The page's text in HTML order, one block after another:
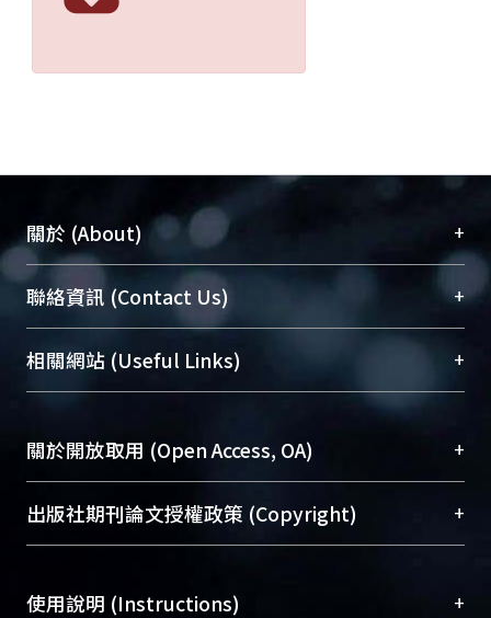
關於 (About) +
臺大位居世界頂尖大學之列，為永久珍藏及向國際
展現本校豐碩的研究成果及學術能量，圖書館整合
機構典藏（NTUR）與學術庫（AH）不同功能平
台，成為臺大學術典藏NTU scholars。期能整合研
究能量、促進交流合作、保存學術產出、推廣研究
成果。
To permanently archive and promote researcher
profiles and scholarly works, Library integrates the
services of “NTU Repository” with “Academic
聯絡資訊 (Contact Us) +
總館學科館員(Main Library)
醫學圖書館學科館員(Medical Library)
(Social
Sciences Library)
相關網站 (Useful Links) +
關於開放取用 (Open Access, OA) +
開放取用是從使用者角度提升資訊取用性的社會運
動，應用在學術研究上是透過將研究著作公開供使
用逐年攀升。同時可加速研究發展、提升研究影響
出版社期刊論文授權政策 (Copyright) +
含部分內容的版權非匯入者所有，或由第三方贊
使用說明 (Instructions) +